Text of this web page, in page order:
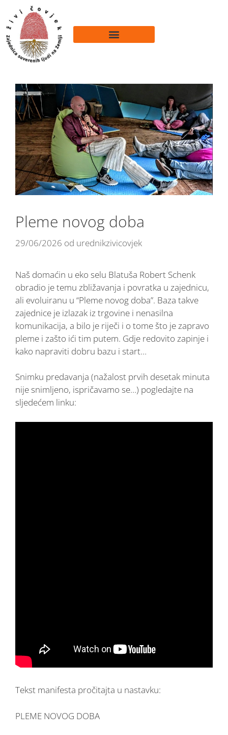
Pleme novog doba
29/06/2026 od urednikzivicovjek
Naš domaćin u eko selu Blatuša Robert Schenk
obradio je temu zbližavanja i povratka u zajednicu,
ali evoluiranu u “Pleme novog doba”. Baza takve
zajednice je izlazak iz trgovine i nenasilna
komunikacija, a bilo je riječi i o tome što je zapravo
pleme i zašto ići tim putem. Gdje redovito zapinje i
kako napraviti dobru bazu i start…
Snimku predavanja (nažalost prvih desetak minuta
nije snimljeno, ispričavamo se…) pogledajte na
sljedećem linku:
Tekst manifesta pročitajta u nastavku:
PLEME NOVOG DOBA